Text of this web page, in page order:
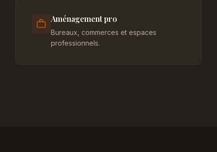
Aménagement pro
Bureaux, commerces et espaces
professionnels.